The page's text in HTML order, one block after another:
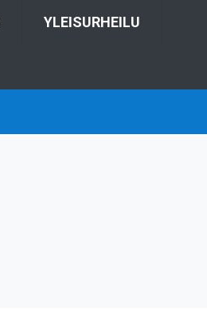
YLEISURHEILU